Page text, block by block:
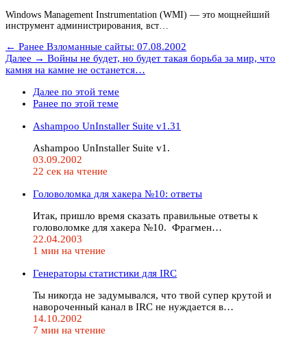
Windows Management Instrumentation (WMI) — это мощнейший
инструмент администрирования, вст…
← Ранее Взломанные сайты: 07.08.2002
Далее → Войны не будет, но будет такая борьба за мир, что
камня на камне не останется…
Далее по этой теме
Ранее по этой теме
Ashampoo UnInstaller Suite v1.31
Ashampoo UnInstaller Suite v1.
03.09.2002
22 сек на чтение
Головоломка для хакера №10: ответы
Итак, пришло время сказать правильные ответы к
головоломке для хакера №10. Фрагмен…
22.04.2003
1 мин на чтение
Генераторы статистики для IRC
Ты никогда не задумывался, что твой супер крутой и
навороченный канал в IRC не нуждается в…
14.10.2002
7 мин на чтение